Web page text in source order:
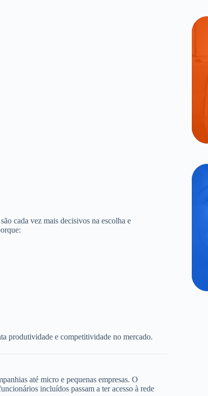
cada vez mais decisivos na escolha e
produtividade e competitividade no mercado.
até micro e pequenas empresas. O
incluídos passam a ter acesso à rede